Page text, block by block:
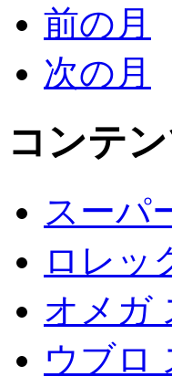
前の月
次の月
コンテ
スーパ
ロレッ
オメガ
ウブロ